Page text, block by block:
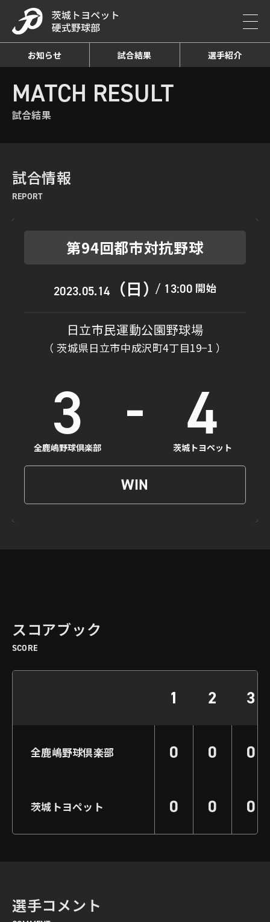
お知らせ 試合結果 選手紹介
MATCH RESULT 試合結果詳細
MATCH RESULT
試合結果
試合情報
REPORT
第94回都市対抗野球
2023.05.14 （日）/ 13:00 開始
日立市民運動公園野球場
（ 茨城県日立市中成沢町4丁目19−1 ）
全鹿嶋野球倶楽部
3 - 4
茨城トヨペット
WIN
スコアブック
SCORE
1 2 3
全鹿嶋野球倶楽部 0 0 0
茨城トヨペット 0 0 0
選手コメント